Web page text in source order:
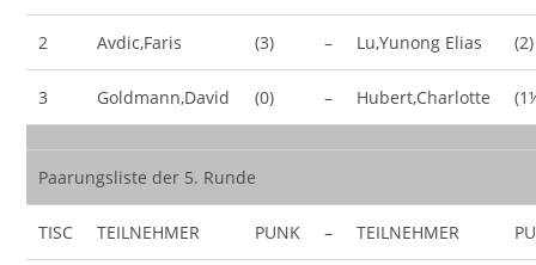
2 Avdic,Faris (3) – Lu,Yunong Elias (2)
3 Goldmann,David (0) – Hubert,Charlotte
Paarungsliste der 5. Runde
TISC TEILNEHMER PUNK – TEILNEHMER